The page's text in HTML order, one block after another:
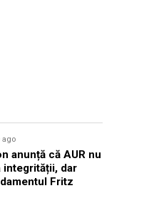
ago
anunță că AUR nu
integrității, dar
Fritz